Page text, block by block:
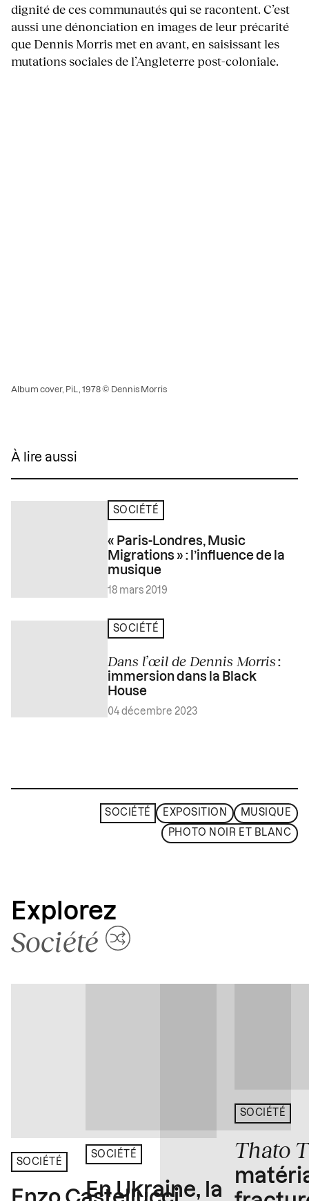
dignité de ces communautés qui se racontent. C’est
aussi une dénonciation en images de leur précarité
que Dennis Morris met en avant, en saisissant les
mutations sociales de l’Angleterre post-coloniale.
Album cover, PiL, 1978 © Dennis Morris
À lire aussi
SOCIÉTÉ
« Paris-Londres, Music
Migrations » : l’influence de la
musique
18 mars 2019
SOCIÉTÉ
Dans l’œil de Dennis Morris:
immersion dans la Black
House
04 décembre 2023
SOCIÉTÉ EXPOSITION MUSIQUE
PHOTO NOIR ET BLANC
Explorez
Société
SOCIÉTÉ
SOCIÉTÉ
En Ukraine, la
SOCIÉTÉ
Thato